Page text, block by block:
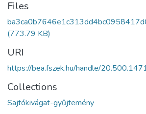
Files
(773.79 KB)
URI
https://bea.fszek.hu/handle/
Collections
Sajtókivágat-gyűjtemény